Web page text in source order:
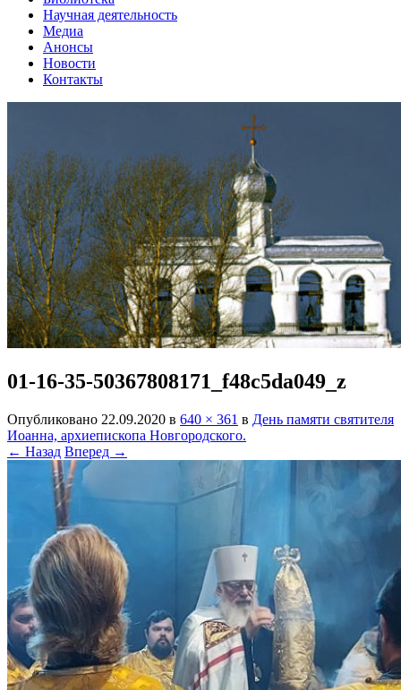
Научная деятельность
Медиа
Анонсы
Новости
Контакты
01-16-35-50367808171_f48c5da049_z
Опубликовано 22.09.2020 в 640 × 361 в День памяти святителя
Иоанна, архиепископа Новгородского.
← Назад Вперед →